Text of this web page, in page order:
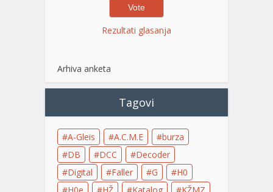
Rezultati glasanja
Arhiva anketa
Tagovi
A-Gleis A.C.M.E
burza
DB
DCC
Decoder
Digital
Faller G
H0